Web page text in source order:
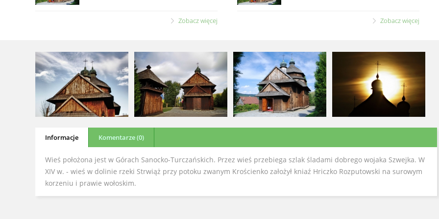
Zobacz więcej Zobacz więcej
Informacje Komentarze (0)
Wieś położona jest w Górach Sanocko-Turczańskich. Przez wieś przebiega szlak śladami dobrego wojaka Szwejka. W
XIV w. - wieś w dolinie rzeki Strwiąż przy potoku zwanym Krościenko założył kniaź Hriczko Rozputowski na surowym
korzeniu i prawie wołoskim.